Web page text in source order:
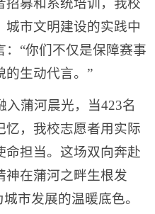
招募和系统培训，我校
城市文明建设的实践中
“你们不仅是保障赛事
的生动代言。”
入蒲河晨光，当423名
忆，我校志愿者用实际
命担当。这场双向奔赴
神在蒲河之畔生根发
市发展的温暖底色。